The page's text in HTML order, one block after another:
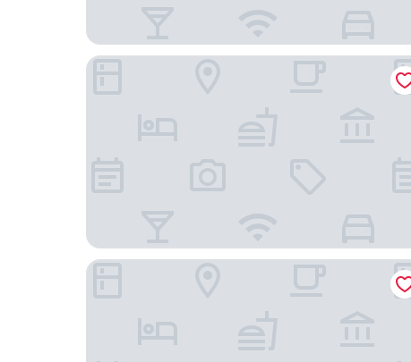
TP 家園
芽莊 Vinpearl Beachfront 度假村